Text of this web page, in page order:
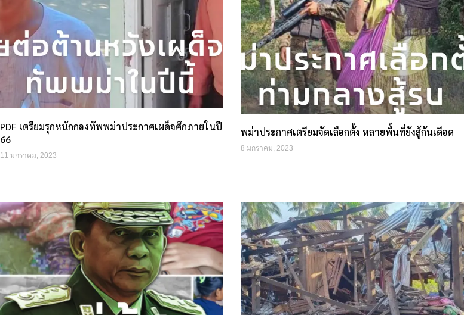
PDF เตรียมรุกหนักกองทัพพม่าประกาศเผด็จศึกภายในปี
66
11 มกราคม, 2023
พม่าประกาศเตรียมจัดเลือกตั้ง หลายพื้นที่ยังสู้กันเดือด
8 มกราคม, 2023